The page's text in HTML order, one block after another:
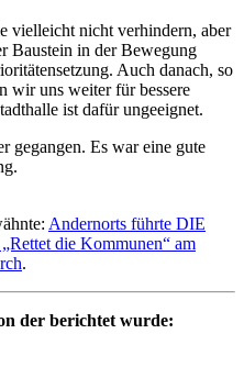
vielleicht nicht verhindern, aber
Baustein in der Bewegung
Auch danach, so
wir uns weiter für bessere
ist dafür ungeeignet.
gegangen. Es war eine gute
Andernorts führte DIE
die Kommunen“ am
.
der berichtet wurde: